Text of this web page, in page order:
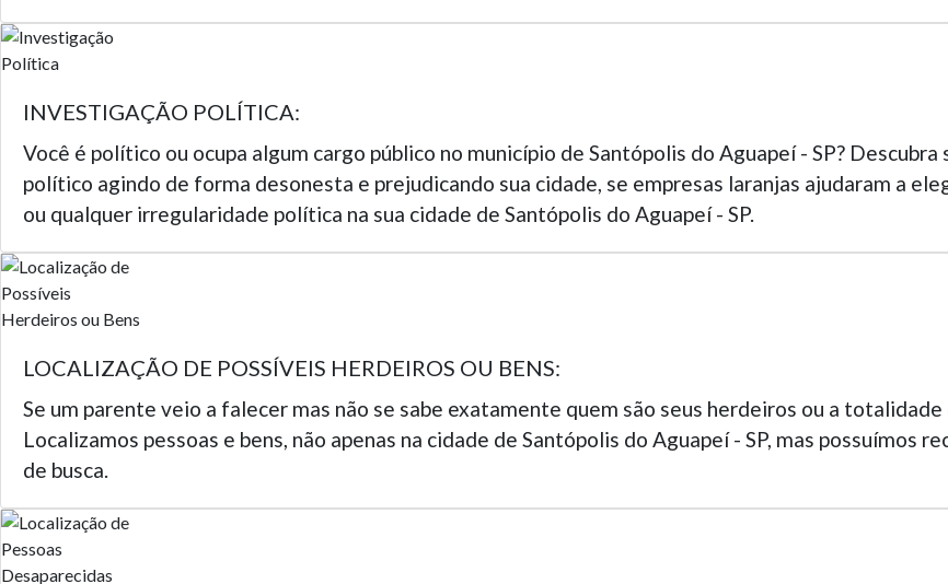
INVESTIGAÇÃO POLÍTICA:
Você é político ou ocupa algum cargo público no município de Santópolis do Aguapeí - SP?
político agindo de forma desonesta e prejudicando sua cidade, se empresas laranjas ajudaram a
ou qualquer irregularidade política na sua cidade de Santópolis do Aguapeí - SP.
LOCALIZAÇÃO DE POSSÍVEIS HERDEIROS OU BENS:
Se um parente veio a falecer mas não se sabe exatamente quem são seus herdeiros ou a
Localizamos pessoas e bens, não apenas na cidade de Santópolis do Aguapeí - SP, mas possuímos
de busca.